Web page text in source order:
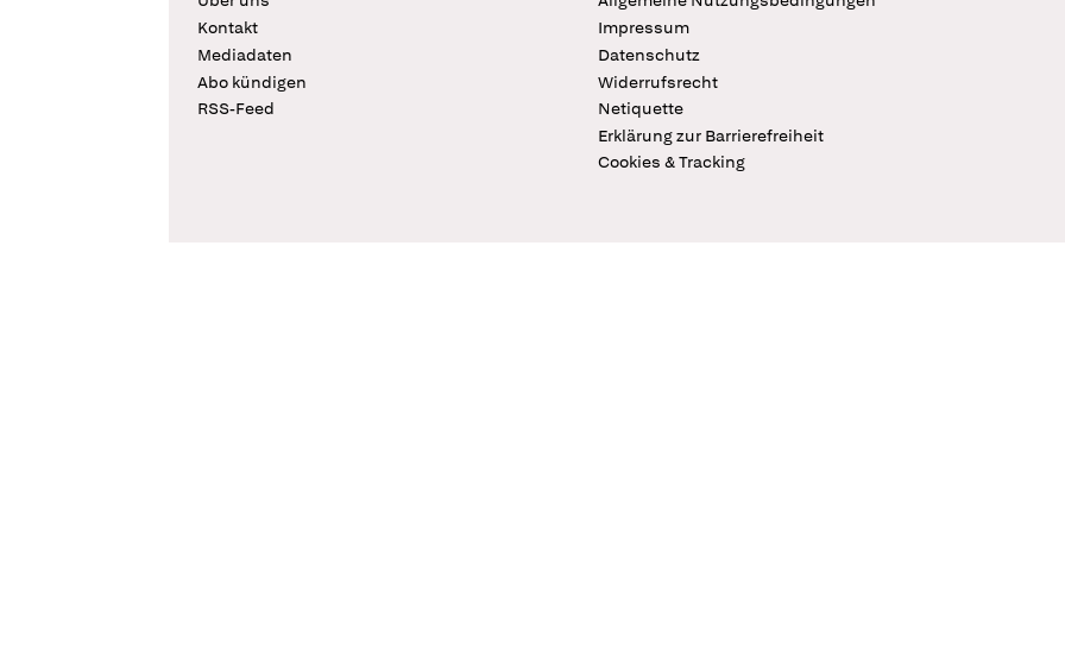
Kontakt
Mediadaten
Abo kündigen
RSS-Feed
Impressum
Datenschutz
Widerrufsrecht
Netiquette
Erklärung zur Barrierefreiheit
Cookies & Tracking